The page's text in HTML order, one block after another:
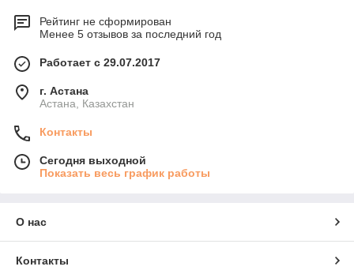
Рейтинг не сформирован
Менее 5 отзывов за последний год
Работает с 29.07.2017
г. Астана
Астана, Казахстан
Контакты
Сегодня выходной
Показать весь график работы
О нас
Контакты